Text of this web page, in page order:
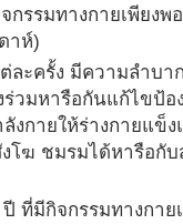
รรมทางกายเพียงพ
าห์)
ละครั้ง มีความลำบา
ร่วมหารือกันแก้ไขป้อ
งกายให้ร่างกายแข็ง
ฆ ชมรมได้หารือกับ
ที่มีกิจกรรมทางกาย